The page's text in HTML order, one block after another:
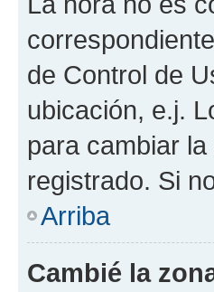
de Control de
ubicación, e.j.
para cambiar
registrado. Si
Arriba
Cambié la